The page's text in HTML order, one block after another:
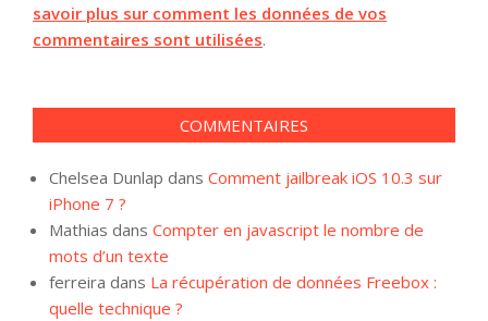
savoir plus sur comment les données de vos
commentaires sont utilisées.
COMMENTAIRES
Chelsea Dunlap dans Comment jailbreak iOS 10.3 sur
iPhone 7 ?
Mathias dans Compter en javascript le nombre de
mots d’un texte
ferreira dans La récupération de données Freebox :
quelle technique ?